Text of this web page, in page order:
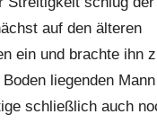
auf den älteren
ein und brachte ihn
liegenden
schließlich auch